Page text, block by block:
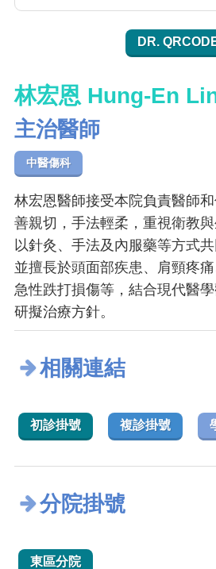
DR.
林宏恩 Hung-En
主治醫師
中醫傷科
林宏恩醫師接受本院負責醫師
善親切，手法輕柔，重視衛教
以針灸、手法及內服藥等方式
並擅長於頭面部疾患、肩頸疼痛
急性跌打損傷等，結合現代醫
研擬治療方針。
相關連結
初診掛號 複診掛號
分院掛號
東區分院